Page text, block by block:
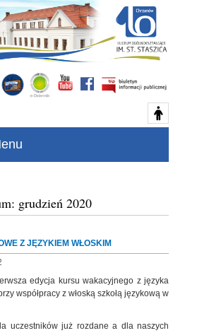
grudzień 2020
Z JĘZYKIEM WŁOSKIM
edycja kursu wakacyjnego z języka
współpracy z włoską szkołą językową w
uczestników już rozdane a dla naszych